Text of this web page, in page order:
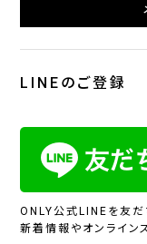
LINEのご登録
ONLY公式LINEを友だ
新着情報やオンライン